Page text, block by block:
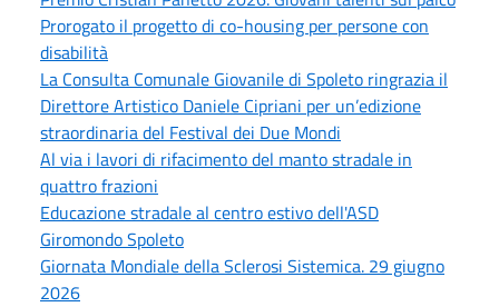
Prorogato il progetto di co-housing per persone con
disabilità
La Consulta Comunale Giovanile di Spoleto ringrazia il
Direttore Artistico Daniele Cipriani per un’edizione
straordinaria del Festival dei Due Mondi
Al via i lavori di rifacimento del manto stradale in
quattro frazioni
Educazione stradale al centro estivo dell'ASD
Giromondo Spoleto
Giornata Mondiale della Sclerosi Sistemica. 29 giugno
2026